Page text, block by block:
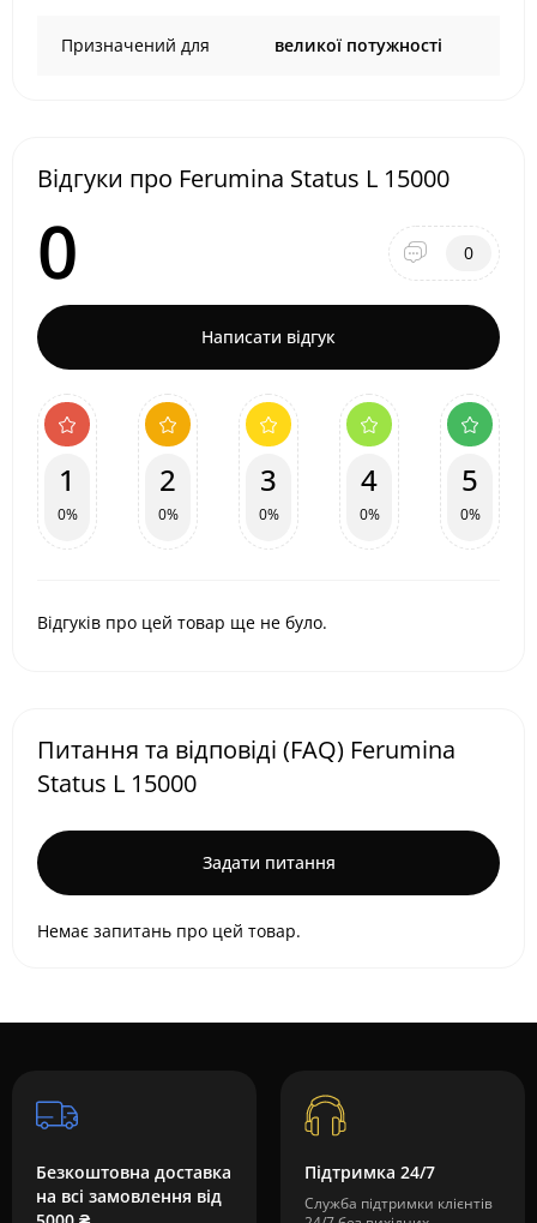
Призначений для великої потужності
Відгуки про Ferumina Status L 15000
0 0
Написати відгук
1
0%
2
0%
3
0%
4
0%
5
0%
Відгуків про цей товар ще не було.
Питання та відповіді (FAQ) Ferumina
Status L 15000
Задати питання
Немає запитань про цей товар.
Безкоштовна доставка
на всі замовлення від
Підтримка 24/7
Служба підтримки клієнтів